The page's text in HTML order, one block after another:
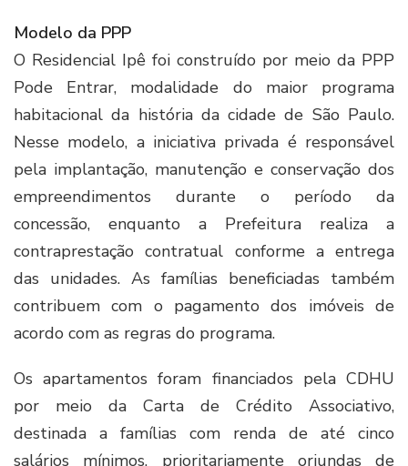
Modelo da PPP
O Residencial Ipê foi construído por meio da PPP
Pode Entrar, modalidade do maior programa
habitacional da história da cidade de São Paulo.
Nesse modelo, a iniciativa privada é responsável
pela implantação, manutenção e conservação dos
empreendimentos durante o período da
concessão, enquanto a Prefeitura realiza a
contraprestação contratual conforme a entrega
das unidades. As famílias beneficiadas também
contribuem com o pagamento dos imóveis de
acordo com as regras do programa.
Os apartamentos foram financiados pela CDHU
por meio da Carta de Crédito Associativo,
destinada a famílias com renda de até cinco
salários mínimos, prioritariamente oriundas de